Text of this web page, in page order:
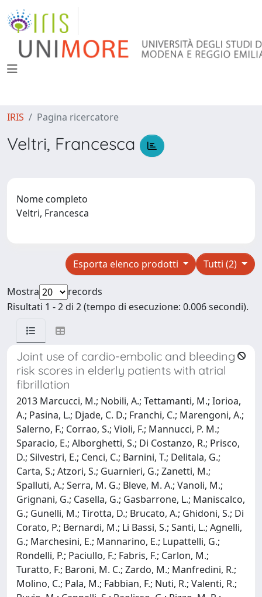
IRIS Pagina ricercatore
Veltri, Francesca
Nome completo
Veltri, Francesca
Tutti (2)
Esporta elenco prodotti
Mostra
records
Risultati 1 - 2 di 2 (tempo di esecuzione: 0.006 secondi).
Joint use of cardio-embolic and bleeding
risk scores in elderly patients with atrial
fibrillation
2013 Marcucci, M.; Nobili, A.; Tettamanti, M.; Iorioa,
A.; Pasina, L.; Djade, C. D.; Franchi, C.; Marengoni, A.;
Salerno, F.; Corrao, S.; Violi, F.; Mannucci, P. M.;
Sparacio, E.; Alborghetti, S.; Di Costanzo, R.; Prisco,
D.; Silvestri, E.; Cenci, C.; Barnini, T.; Delitala, G.;
Carta, S.; Atzori, S.; Guarnieri, G.; Zanetti, M.;
Spalluti, A.; Serra, M. G.; Bleve, M. A.; Vanoli, M.;
Grignani, G.; Casella, G.; Gasbarrone, L.; Maniscalco,
G.; Gunelli, M.; Tirotta, D.; Brucato, A.; Ghidoni, S.; Di
Corato, P.; Bernardi, M.; Li Bassi, S.; Santi, L.; Agnelli,
G.; Marchesini, E.; Mannarino, E.; Lupattelli, G.;
Rondelli, P.; Paciullo, F.; Fabris, F.; Carlon, M.;
Turatto, F.; Baroni, M. C.; Zardo, M.; Manfredini, R.;
Molino, C.; Pala, M.; Fabbian, F.; Nuti, R.; Valenti, R.;